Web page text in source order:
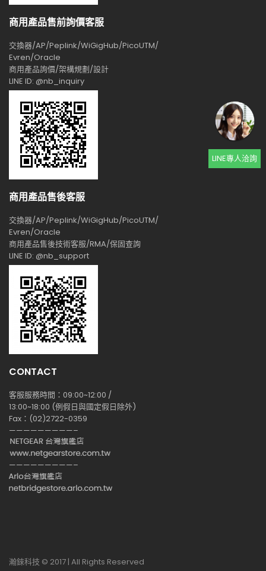
商用產品售前詢價客服
交換器/AP/Peplink/WiGigHub/PicoUTM/
Evren/Oracle
商用產品詢價/架構規劃/設計
LINE ID: @nb_inquiry
商用產品售後客服
交換器/AP/Peplink/WiGigHub/PicoUTM/
Evren/Oracle
商用產品售後技術客服/RMA/保固查詢
LINE ID: @nb_support
CONTACT
客服服務時間：09:00~12:00 /
13:00~18:00 (例假日與國定假日除外)
Fax：(02)2722-0359
—————————–
—————————–
LINE專人洽詢
瀚錸科技 © 2017 | All Rights Reserved